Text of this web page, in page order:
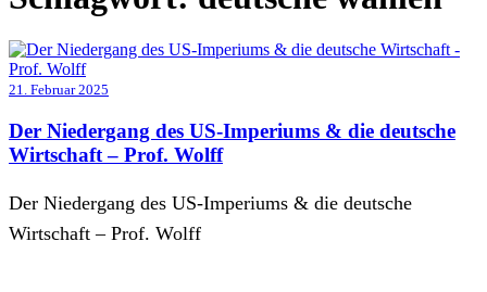
21. Februar 2025
Der Niedergang des US-Imperiums & die deutsche
Wirtschaft – Prof. Wolff
Der Niedergang des US-Imperiums & die deutsche
Wirtschaft – Prof. Wolff